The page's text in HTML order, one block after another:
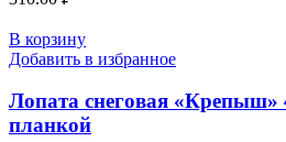
В корзину
Добавить в избранное
Лопата снеговая «Крепыш»
планкой